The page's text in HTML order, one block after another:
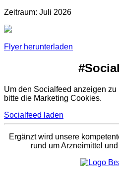
Zeitraum: Juli 2026
Flyer herunterladen
Um den Socialfeed anzeigen
bitte die Marketing Cookies.
Socialfeed laden
Ergänzt wird unsere
rund um Arzneimittel